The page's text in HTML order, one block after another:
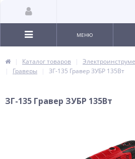
МЕНЮ
Каталог товаров
Граверы
ЗГ-135 Гравер ЗУБР 135Вт
ЗГ-135 Гравер ЗУБР 135Вт